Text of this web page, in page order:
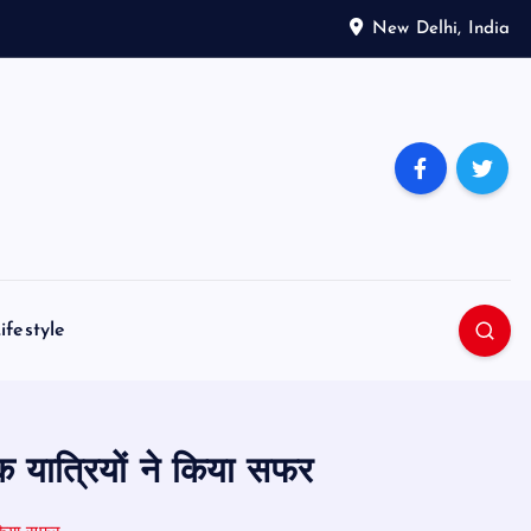
New Delhi, India
ने किया सफर